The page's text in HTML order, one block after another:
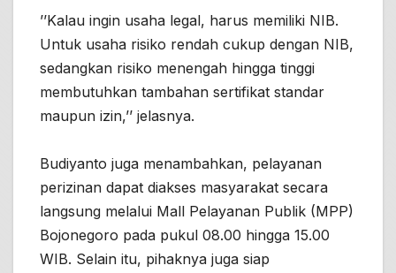
’’Kalau ingin usaha legal, harus memiliki NIB.
Untuk usaha risiko rendah cukup dengan NIB,
sedangkan risiko menengah hingga tinggi
membutuhkan tambahan sertifikat standar
maupun izin,’’ jelasnya.
Budiyanto juga menambahkan, pelayanan
perizinan dapat diakses masyarakat secara
langsung melalui Mall Pelayanan Publik (MPP)
Bojonegoro pada pukul 08.00 hingga 15.00
WIB. Selain itu, pihaknya juga siap